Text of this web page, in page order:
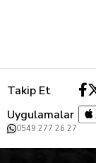
Takip Et
Uygulamalar
0549 277 26 27